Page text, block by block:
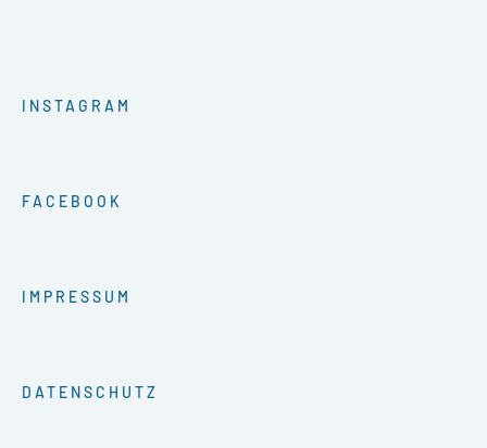
INSTAGRAM
FACEBOOK
IMPRESSUM
DATENSCHUTZ